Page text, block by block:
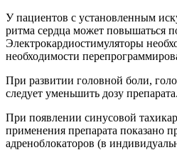
У пациентов с установленным
ритма сердца может повышаться
Электрокардиостимуляторы
необходимости
При развитии головной боли,
следует уменьшить дозу препарата.
При появлении синусовой
применения препарата показано
адреноблокаторов (в